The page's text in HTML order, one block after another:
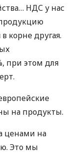
НДС у нас
корне другая.
при этом для
на продукты.
ценами на
Это мы